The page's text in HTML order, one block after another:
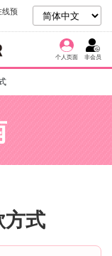
预
个人页面 非会员
式